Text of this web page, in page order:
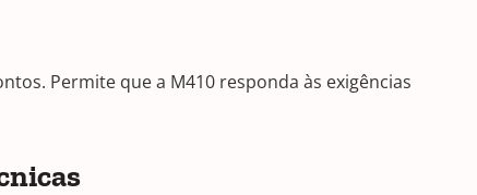
Permite que a M410 responda às exigências